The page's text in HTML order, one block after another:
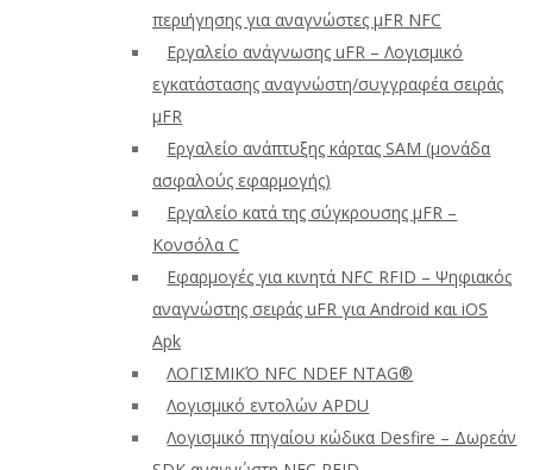
περιήγησης για αναγνώστες μFR NFC
Εργαλείο ανάγνωσης uFR – Λογισμικό
εγκατάστασης αναγνώστη/συγγραφέα σειράς
μFR
Εργαλείο ανάπτυξης κάρτας SAM (μονάδα
ασφαλούς εφαρμογής)
Εργαλείο κατά της σύγκρουσης μFR –
Κονσόλα C
Εφαρμογές για κινητά NFC RFID – Ψηφιακός
αναγνώστης σειράς uFR για Android και iOS
Apk
ΛΟΓΙΣΜΙΚΌ NFC NDEF NTAG®
Λογισμικό εντολών APDU
Λογισμικό πηγαίου κώδικα Desfire – Δωρεάν